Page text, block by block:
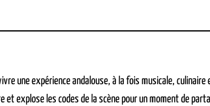
une expérience andalouse, à la fois musicale,
et explose les codes de la scène pour un moment de